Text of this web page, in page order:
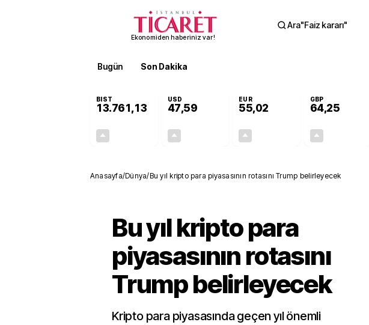
Ekonomiden haberiniz var!
Ara"Faiz kararı"
Bugün Son Dakika
BIST
13.761,13
USD
47,59
EUR
55,02
GBP
64,25
Anasayfa/Dünya/Bu yıl kripto para piyasasının rotasını Trump belirleyecek
Bu yıl kripto para
piyasasının rotasını
Trump belirleyecek
Kripto para piyasasında geçen yıl önemli